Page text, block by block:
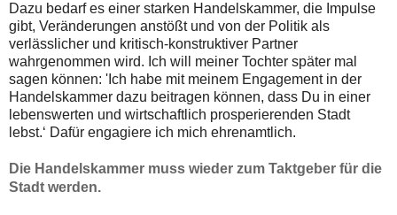
Dazu bedarf es einer starken Handelskammer, die Impulse
gibt, Veränderungen anstößt und von der Politik als
verlässlicher und kritisch-konstruktiver Partner
wahrgenommen wird. Ich will meiner Tochter später mal
sagen können: 'Ich habe mit meinem Engagement in der
Handelskammer dazu beitragen können, dass Du in einer
lebenswerten und wirtschaftlich prosperierenden Stadt
lebst.‘ Dafür engagiere ich mich ehrenamtlich.
Die Handelskammer muss wieder zum Taktgeber für die
Stadt werden.